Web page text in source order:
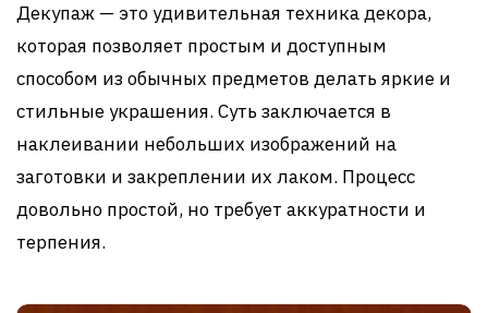
Декупаж — это удивительная техника декора,
которая позволяет простым и доступным
способом из обычных предметов делать яркие и
стильные украшения. Суть заключается в
наклеивании небольших изображений на
заготовки и закреплении их лаком. Процесс
довольно простой, но требует аккуратности и
терпения.